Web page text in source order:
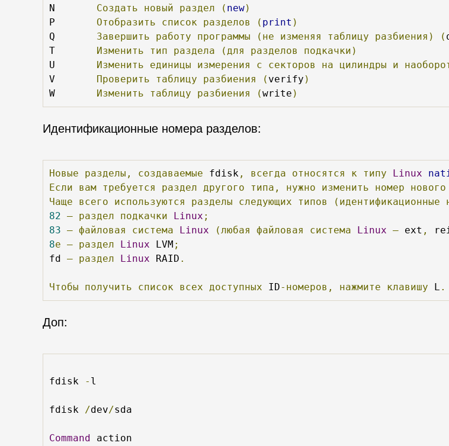
Создать новый раздел ( new)
Отобразить список разделов ( print )
Завершить работу программы (не изменяя таблицу разбиения) (
Изменить тип раздела (для разделов
подкачки)
Изменить единицы измерения с секторов на цилиндры и
Проверить таблицу разбиения ( verify )
Изменить таблицу разбиения (write )
Идентификационные номера разделов:
Новые разделы, создаваемые fdisk , всегда относятся к типу Linux
Если
вам требуется раздел другого типа, нужно изменить номер нового
Чаще
всего используются разделы следующих типов (идентификационные
82 — раздел подкачки Linux ;
83 — файловая система Linux (любая файловая система Linux — ext ,
8е — раздел Linux LVM ;
fd — раздел Linux RAID .
Чтобы получить список всех доступных ID-номеров, нажмите клавишу L .
Доп:
fdisk - l
fdisk /dev/sda
Command action